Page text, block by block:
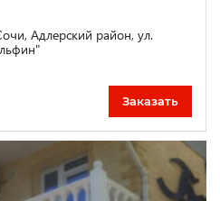
Адлерский район, ул.
Заказать